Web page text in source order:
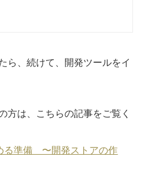
ら、続けて、開発ツールをイ
方は、こちらの記事をご覧く
る準備 〜開発ストアの作